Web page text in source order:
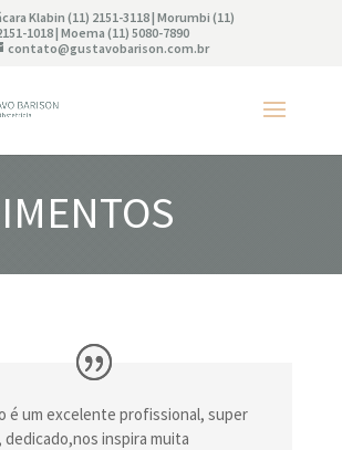
Klabin (11) 2151-3118 | Morumbi (11)
1018 | Moema (11) 5080-7890
contato@gustavobarison.com.br
é um excelente profissional, super
inspira muita